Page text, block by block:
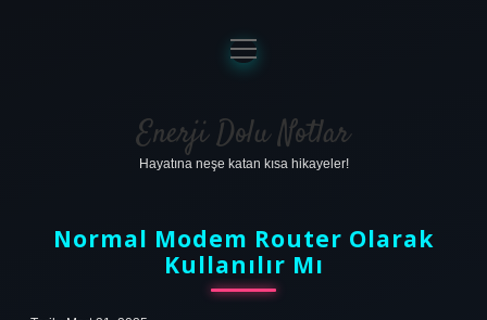
Anasayfa
Gizlilik Politikası
Yasal Uyarı
menüyü
aç
Enerji Dolu Notlar
Hayatına neşe katan kısa hikayeler!
Normal Modem Router Olarak
Kullanılır Mı